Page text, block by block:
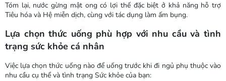
Tóm lại, nước gừng mật ong có lợi thế đặc biệt ở khả năng hỗ trợ
Tiêu hóa và Hệ miễn dịch, cùng với tác dụng làm ấm bụng.
Lựa chọn thức uống phù hợp với nhu cầu và tình
trạng sức khỏe cá nhân
Việc lựa chọn thức uống nào để uống trước khi đi ngủ phụ thuộc vào
nhu cầu cụ thể và tình trạng Sức khỏe của bạn: